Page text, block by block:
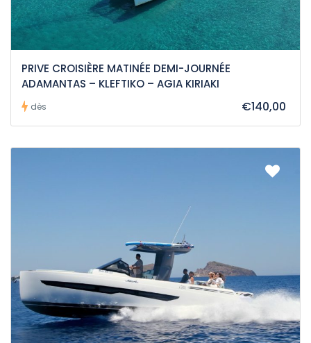
PRIVE CROISIÈRE MATINÉE DEMI-JOURNÉE
ADAMANTAS – KLEFTIKO – AGIA KIRIAKI
dès €140,00